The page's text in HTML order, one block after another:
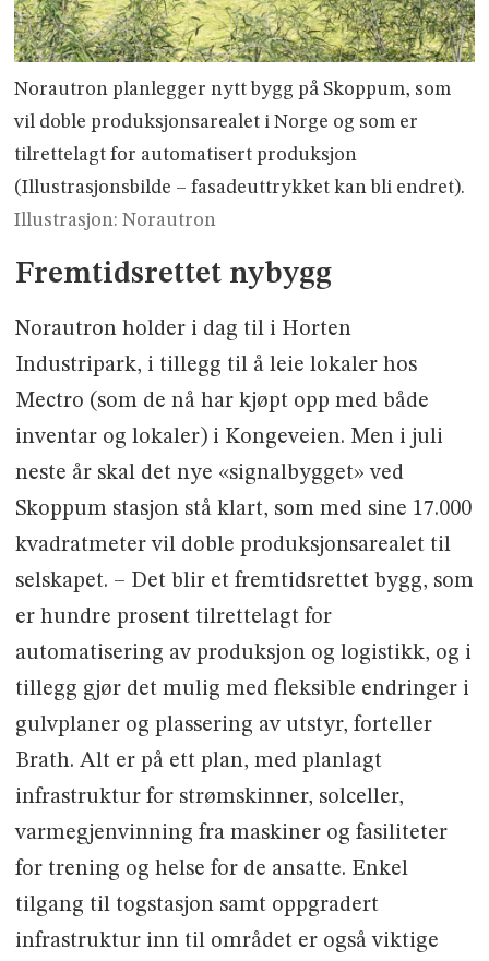
Norautron planlegger nytt bygg på Skoppum, som
vil doble produksjonsarealet i Norge og som er
tilrettelagt for automatisert produksjon
(Illustrasjonsbilde – fasadeuttrykket kan bli endret).
Illustrasjon: Norautron
Fremtidsrettet nybygg
Norautron holder i dag til i Horten
Industripark, i tillegg til å leie lokaler hos
Mectro (som de nå har kjøpt opp med både
inventar og lokaler) i Kongeveien. Men i juli
neste år skal det nye «signalbygget» ved
Skoppum stasjon stå klart, som med sine 17.000
kvadratmeter vil doble produksjonsarealet til
selskapet. – Det blir et fremtidsrettet bygg, som
er hundre prosent tilrettelagt for
automatisering av produksjon og logistikk, og i
tillegg gjør det mulig med fleksible endringer i
gulvplaner og plassering av utstyr, forteller
Brath. Alt er på ett plan, med planlagt
infrastruktur for strømskinner, solceller,
varmegjenvinning fra maskiner og fasiliteter
for trening og helse for de ansatte. Enkel
tilgang til togstasjon samt oppgradert
infrastruktur inn til området er også viktige